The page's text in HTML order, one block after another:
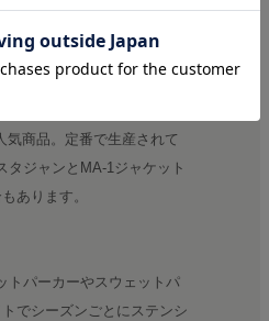
高いのはアウターシリー
気商品。定番で生産されて
タジャンとMA-1ジャケット
あります。
トパーカーやスウェットパ
でシーズンごとにステンシ